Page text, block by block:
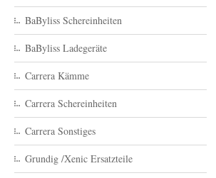
BaByliss Schereinheiten
BaByliss Ladegeräte
Carrera Kämme
Carrera Schereinheiten
Carrera Sonstiges
Grundig /Xenic Ersatzteile